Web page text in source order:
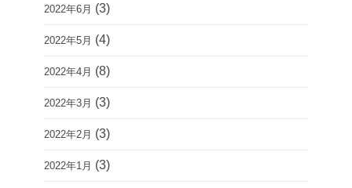
2022年6月 (3)
2022年5月 (4)
2022年4月 (8)
2022年3月 (3)
2022年2月 (3)
2022年1月 (3)